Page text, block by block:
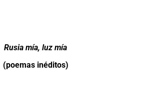
Rusia mía, luz mía
(poemas inéditos)